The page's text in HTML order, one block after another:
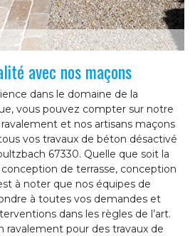
avec nos maçons
dans le domaine de la
vous pouvez compter sur notre
et nos artisans maçons
vos travaux de béton désactivé
67330. Quelle que soit la
de terrasse, conception
à noter que nos équipes de
à toutes vos demandes et
dans les règles de l’art.
ravalement pour des travaux de